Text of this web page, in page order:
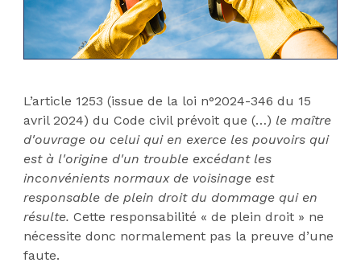
L’article 1253 (issue de la loi n°2024-346 du 15
avril 2024) du Code civil prévoit que (…) le maître
d'ouvrage ou celui qui en exerce les pouvoirs qui
est à l'origine d'un trouble excédant les
inconvénients normaux de voisinage est
responsable de plein droit du dommage qui en
résulte. Cette responsabilité « de plein droit » ne
nécessite donc normalement pas la preuve d’une
faute.